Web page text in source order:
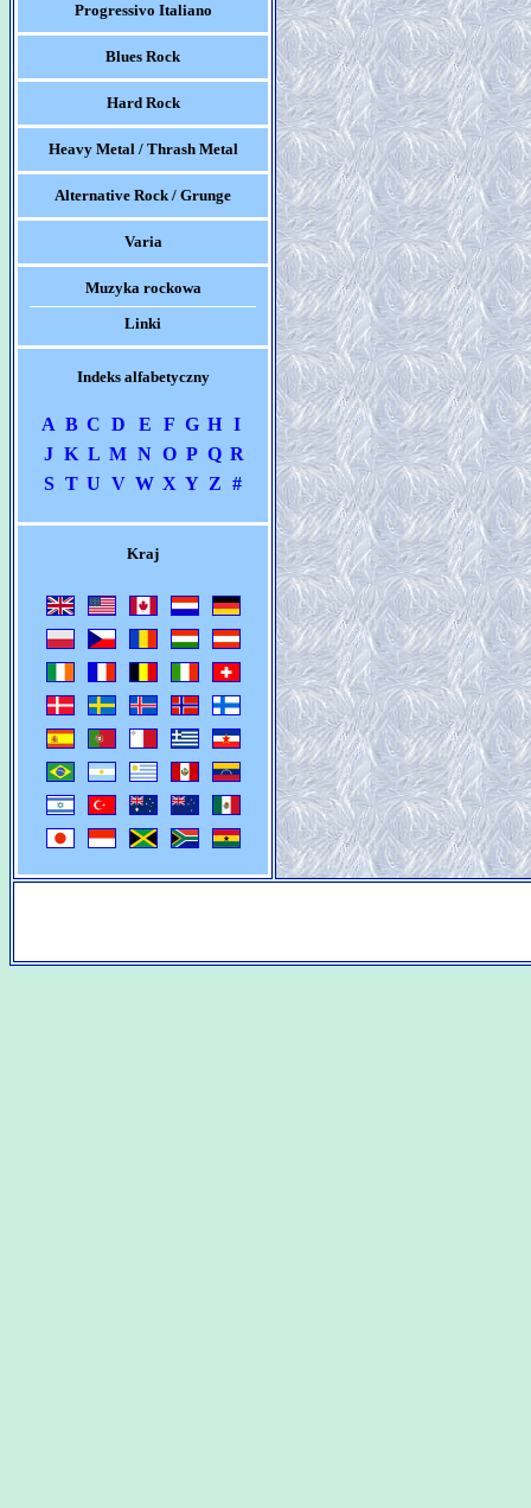
Progressivo Italiano
Blues Rock
Hard Rock
Heavy Metal / Thrash Metal
Alternative Rock / Grunge
Varia
Muzyka rockowa
Linki
Indeks alfabetyczny
A B C D E F G H I
J K L M N O P Q R
S T U V W X Y Z #
Kraj